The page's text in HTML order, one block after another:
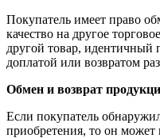
Покупатель имеет право
качество на другое
другой товар, идентичный
доплатой или возвратом
Обмен и возврат
Если покупатель
приобретения, то он может